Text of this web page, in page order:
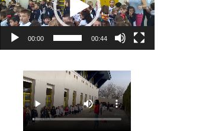
00:00 00:44